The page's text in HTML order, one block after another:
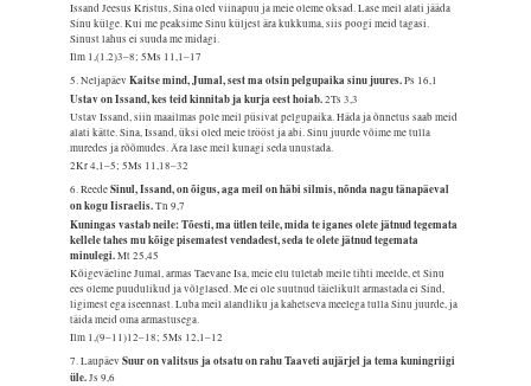
Issand Jeesus Kristus, Sina oled viinapuu ja meie oleme oksad. Lase meil alati jääda
Sinu külge. Kui me peaksime Sinu küljest ära kukkuma, siis poogi meid tagasi.
Sinust lahus ei suuda me midagi.
Ilm 1,(1.2)3–8; 5Ms 11,1–17
5. NeljapäevKaitse mind, Jumal, sest ma otsin pelgupaika sinu juures.Ps 16,1
Ustav on Issand, kes teid kinnitab ja kurja eest hoiab.2Ts 3,3
Ustav Issand, siin maailmas pole meil püsivat pelgupaika. Häda ja õnnetus saab meid
alati kätte. Sina, Issand, üksi oled meie trööst ja abi. Sinu juurde võime me tulla
muredes ja rõõmudes. Ära lase meil kunagi seda unustada.
2Kr 4,1–5; 5Ms 11,18–32
6. ReedeSinul, Issand, on õigus, aga meil on häbi silmis, nõnda nagu tänapäeval
on kogu Iisraelis.Tn 9,7
Kuningas vastab neile: Tõesti, ma ütlen teile, mida te iganes olete jätnud tegemata
kellele tahes mu kõige pisematest vendadest, seda te olete jätnud tegemata
minulegi.Mt 25,45
Kõigeväeline Jumal, armas Taevane Isa, meie elu tuletab meile tihti meelde, et Sinu
ees oleme puudulikud ja võlglased. Me ei ole suutnud täielikult armastada ei Sind,
ligimest ega iseennast. Luba meil alandliku ja kahetseva meelega tulla Sinu juurde, ja
täida meid oma armastusega.
Ilm 1,(9–11)12–18; 5Ms 12,1–12
7. LaupäevSuur on valitsus ja otsatu on rahu Taaveti aujärjel ja tema kuningriigi
üle.Js 9,6